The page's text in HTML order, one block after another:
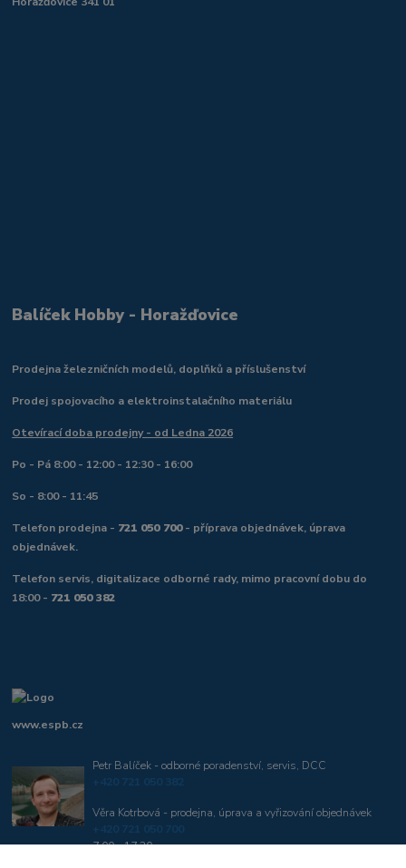
Balíček Hobby - Horažďovice
Prodejna železničních modelů, doplňků a příslušenství
Prodej spojovacího a elektroinstalačního materiálu
Otevírací doba prodejny - od Ledna 2026
Po - Pá 8:00 - 12:00 - 12:30 - 16:00
So - 8:00 - 11:45
Telefon prodejna - 721 050 700- příprava objednávek, úprava
objednávek.
Telefon servis, digitalizace odborné rady, mimo pracovní dobu do
18:00 - 721 050 382
www.espb.cz
Petr Balíček - odborné poradenství, servis, DCC
+420 721 050 382
Věra Kotrbová - prodejna, úprava a vyřizování objednávek
+420 721 050 700
7:00 - 17:30